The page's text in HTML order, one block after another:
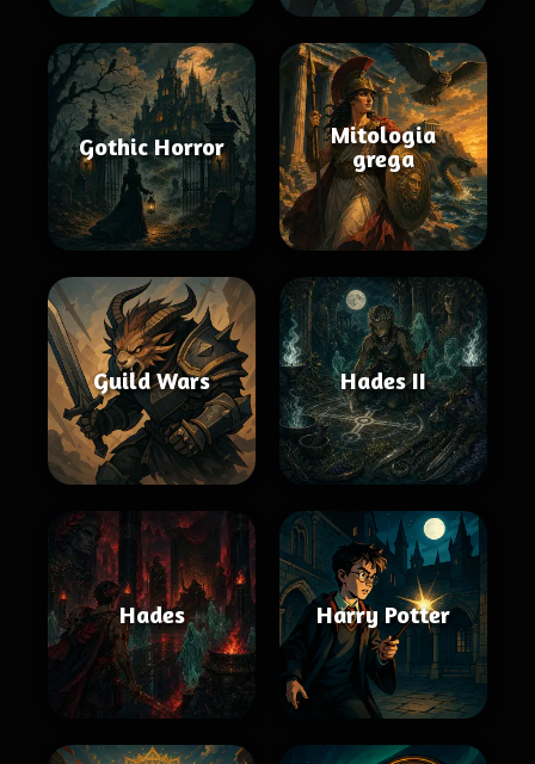
Gothic Horror
Mitologia
grega
Guild Wars Hades II
Hades Harry Potter